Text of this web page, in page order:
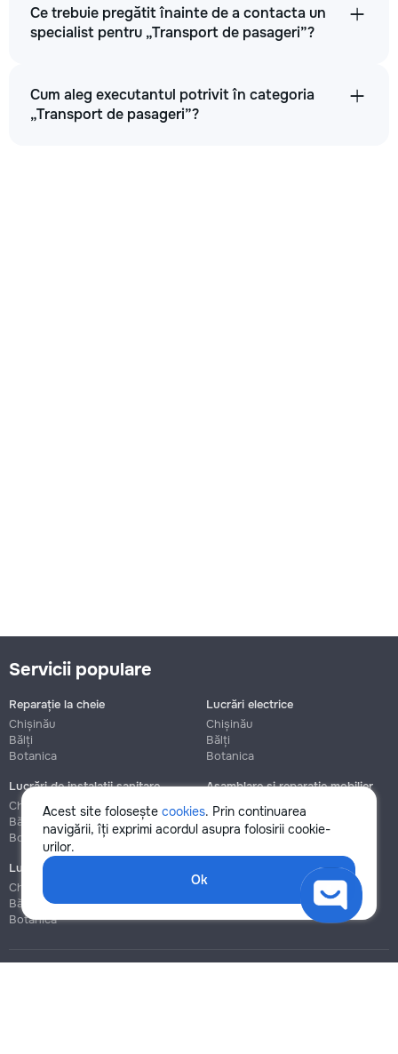
Ce trebuie pregătit înainte de a contacta un
specialist pentru „Transport de pasageri”?
Cum aleg executantul potrivit în categoria
„Transport de pasageri”?
Acest site folosește cookies. Prin continuarea
navigării, îți exprimi acordul asupra folosirii cookie-
urilor.
Ok
Servicii populare
Reparație la cheie
Chișinău
Bălți
Botanica
Lucrări electrice
Chișinău
Bălți
Botanica
Lucrări de instalații sanitare
Chișinău
Bălți
Botanica
Asamblare și reparație mobilier
Chișinău
Botanica
Lucrări de construcție și instalare
Chișinău
Bălți
Botanica